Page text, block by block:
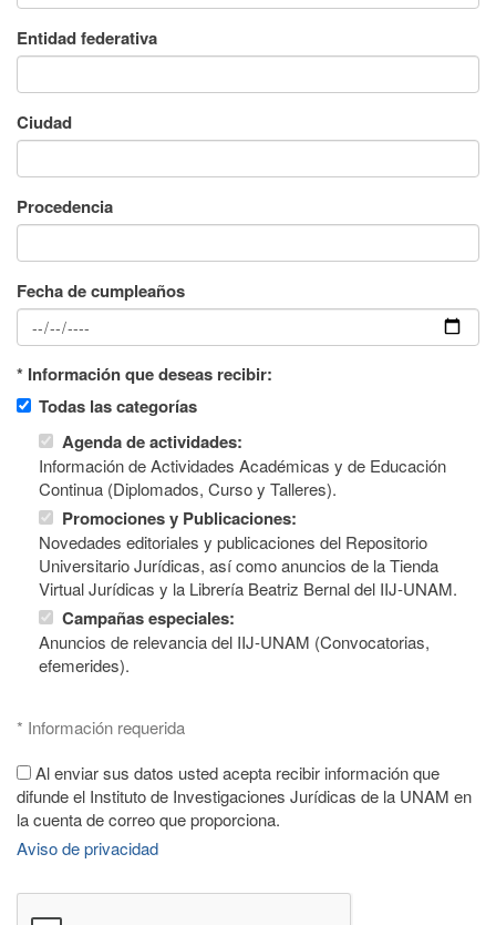
Entidad federativa
Ciudad
Procedencia
Fecha de cumpleaños
* Información que deseas recibir:
Todas las categorías
Agenda de actividades:
Información de Actividades Académicas y de Educación
Continua (Diplomados, Curso y Talleres).
Promociones y Publicaciones:
Novedades editoriales y publicaciones del Repositorio
Universitario Jurídicas, así como anuncios de la Tienda
Virtual Jurídicas y la Librería Beatriz Bernal del IIJ-UNAM.
Campañas especiales:
Anuncios de relevancia del IIJ-UNAM (Convocatorias,
efemerides).
* Información requerida
Al enviar sus datos usted acepta recibir información que
difunde el Instituto de Investigaciones Jurídicas de la UNAM en
la cuenta de correo que proporciona.
Aviso de privacidad